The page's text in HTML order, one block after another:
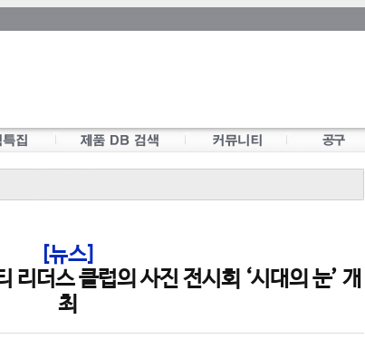
[뉴스]
리더스 클럽의 사진 전시회 ‘시대의 눈’ 개
최